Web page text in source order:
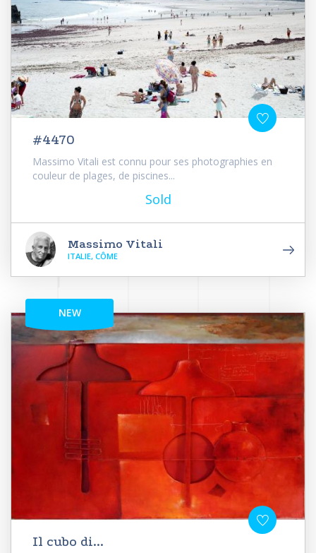
#4470
Massimo Vitali est connu pour ses photographies en
couleur de plages, de piscines...
Sold
Massimo Vitali
ITALIE, CÔME
NEW
Il cubo di...